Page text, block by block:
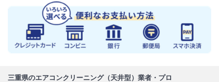
三重県のエアコンクリーニング（天井型）業者・プロ